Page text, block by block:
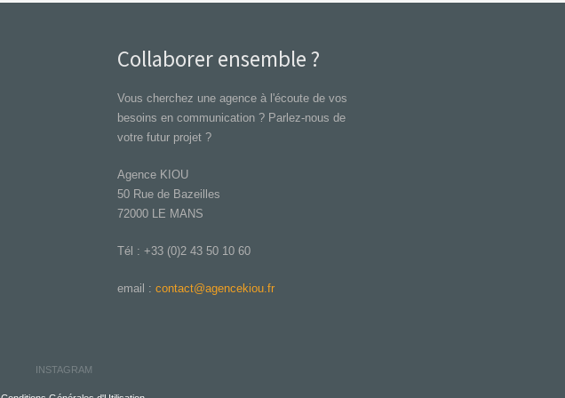
Collaborer ensemble ?
Vous cherchez une agence à l'écoute de vos
besoins en communication ? Parlez-nous de
votre futur projet ?
Agence KIOU
50 Rue de Bazeilles
72000 LE MANS
Tél : +33 (0)2 43 50 10 60
email :contact@agencekiou.fr
INSTAGRAM